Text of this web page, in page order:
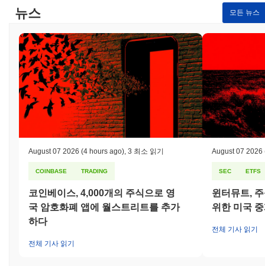
뉴스 모든 뉴스
August 07 2026 (4 hours ago) 3 최소 읽기
COINBASE TRADING
코인베이스, 4,000개의 주식으로 영
국 암호화폐 앱에 월스트리트를 추가
하다
전체 기사 읽기
August 07 2026
SEC ETFS
윈터뮤트,
위한 미국
전체 기사 읽기